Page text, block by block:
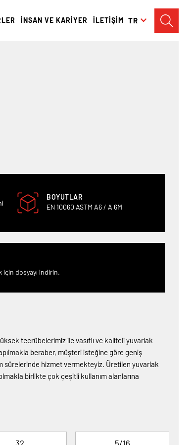
İNSAN VE KARİYER İLETİŞİM TR
BOYUTLAR
EN 10060 ASTM A6 / A 6M
için dosyayı indirin.
tecrübelerimiz ile vasıflı ve kaliteli yuvarlak
beraber, müşteri isteğine göre geniş
sürelerinde hizmet vermekteyiz. Üretilen yuvarlak
birlikte çok çeşitli kullanım alanlarına
32 5/16